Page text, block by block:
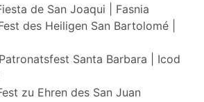
de San Joaqui | Fasnia
des Heiligen San Bartolomé |
Santa Barbara | Icod
zu Ehren des San Juan